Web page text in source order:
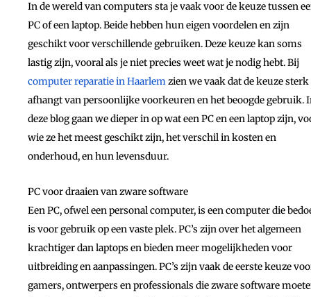
In de wereld van computers sta je vaak voor de keuze tussen
PC of een laptop. Beide hebben hun eigen voordelen en zijn
geschikt voor verschillende gebruiken. Deze keuze kan soms
lastig zijn, vooral als je niet precies weet wat je nodig hebt. Bij
computer reparatie in Haarlemzien we vaak dat de keuze sterk
afhangt van persoonlijke voorkeuren en het beoogde gebruik.
deze blog gaan we dieper in op wat een PC en een laptop zijn,
wie ze het meest geschikt zijn, het verschil in kosten en
onderhoud, en hun levensduur.
PC voor draaien van zware software
Een PC, ofwel een personal computer, is een computer die
is voor gebruik op een vaste plek. PC’s zijn over het algemeen
krachtiger dan laptops en bieden meer mogelijkheden voor
uitbreiding en aanpassingen. PC’s zijn vaak de eerste keuze
gamers, ontwerpers en professionals die zware software